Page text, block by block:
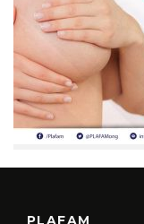
PLAFAM